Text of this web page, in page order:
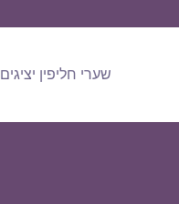
שערי חליפין יציגים